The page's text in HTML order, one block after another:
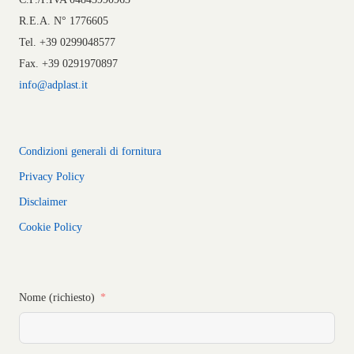
R.E.A. N° 1776605
Tel. +39 0299048577
Fax. +39 0291970897
info@adplast.it
Condizioni generali di fornitura
Privacy Policy
Disclaimer
Cookie Policy
Nome (richiesto)